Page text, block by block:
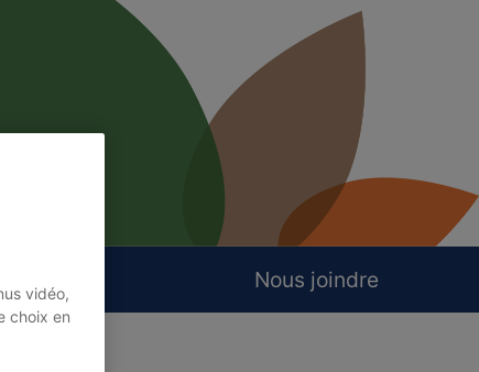
scolaire Nous joindre
vidéo,
choix en